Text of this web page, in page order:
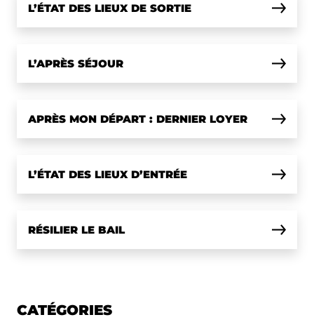
L’ÉTAT DES LIEUX DE SORTIE
L’APRÈS SÉJOUR
APRÈS MON DÉPART : DERNIER LOYER
L’ÉTAT DES LIEUX D’ENTRÉE
RÉSILIER LE BAIL
CATÉGORIES